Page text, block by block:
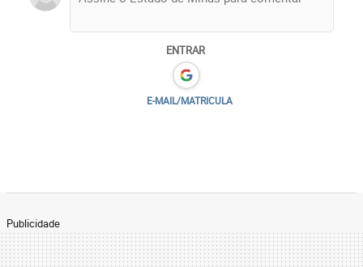
ENTRAR
E-MAIL/MATRICULA
Publicidade